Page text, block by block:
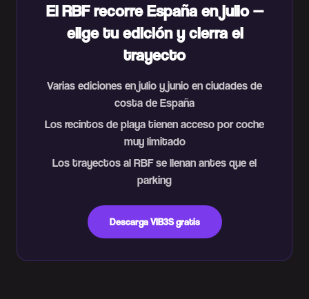
El RBF recorre España en julio —
elige tu edición y cierra el
trayecto
Varias ediciones en julio y junio en ciudades de
costa de España
Los recintos de playa tienen acceso por coche
muy limitado
Los trayectos al RBF se llenan antes que el
parking
Descarga VIB3S gratis